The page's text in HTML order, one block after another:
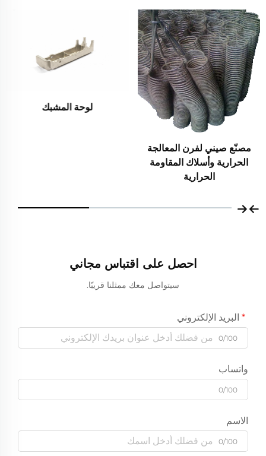
لوحة المشبك
احصل على اقتباس مجاني
سيتواصل معك ممثلنا قريبًا.
البريد الإلكتروني
0/100
واتساب
0/100
الاسم
0/100